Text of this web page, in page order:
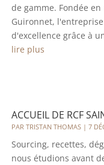
de gamme. Fondée
Guironnet,
d'excellence grâce à
lire plus
ACCUEIL DE RCF
PAR TRISTAN THOMAS | 7
Sourcing, recettes,
nous étudions avant